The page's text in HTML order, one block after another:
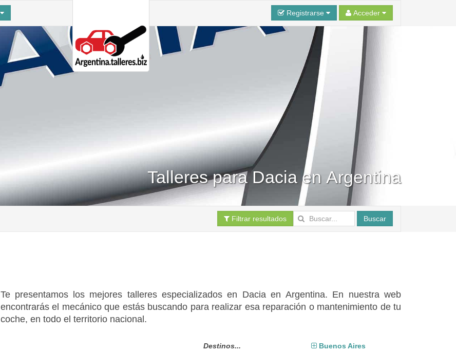
Registrarse Acceder
Talleres para Dacia en Argentina
Filtrar resultados Buscar
Te presentamos los mejores talleres especializados en Dacia en Argentina. En nuestra web
encontrarás el mecánico que estás buscando para realizar esa reparación o mantenimiento de tu
coche, en todo el territorio nacional.
Destinos...
Buenos Aires